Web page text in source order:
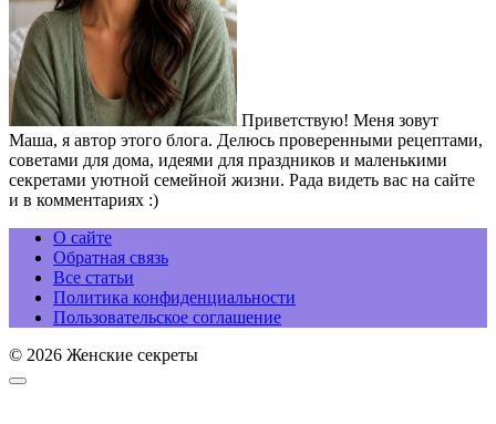
Приветствую! Меня зовут
Маша, я автор этого блога. Делюсь проверенными рецептами,
советами для дома, идеями для праздников и маленькими
секретами уютной семейной жизни. Рада видеть вас на сайте
и в комментариях :)
О сайте
Обратная связь
Все статьи
Политика конфиденциальности
Пользовательское соглашение
© 2026 Женские секреты